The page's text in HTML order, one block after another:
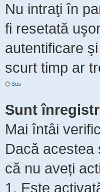
Nu intraţi în
fi resetată
autentificare
scurt timp ar
Sus
Sunt
Mai întâi
Dacă acestea
că nu aveți
1. Este